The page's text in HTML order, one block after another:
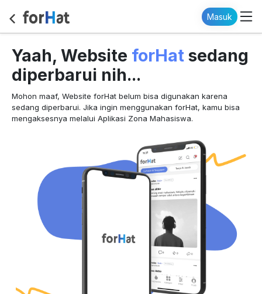
Masuk
Yaah, Website forHat sedang
diperbarui nih...
Mohon maaf, Website forHat belum bisa digunakan karena
sedang diperbarui. Jika ingin menggunakan forHat, kamu bisa
mengaksesnya melalui Aplikasi Zona Mahasiswa.